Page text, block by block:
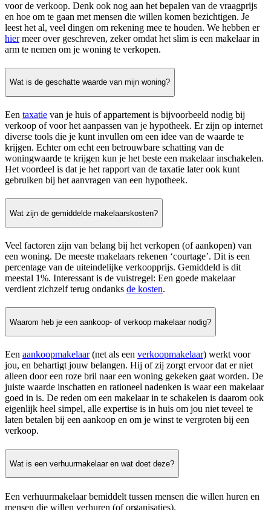
voor de verkoop. Denk ook nog aan het bepalen van de vraagprijs
en hoe om te gaan met mensen die willen komen bezichtigen. Je
leest het al, veel dingen om rekening mee te houden. We hebben er
hiermeer over geschreven, zeker omdat het slim is een makelaar in
arm te nemen om je woning te verkopen.
Wat is de geschatte waarde van mijn woning?
Een taxatie van je huis of appartement is bijvoorbeeld nodig bij
verkoop of voor het aanpassen van je hypotheek. Er zijn op internet
diverse tools die je kunt invullen om een idee van de waarde te
krijgen. Echter om echt een betrouwbare schatting van de
woningwaarde te krijgen kun je het beste een makelaar inschakelen.
Het voordeel is dat je het rapport van de taxatie later ook kunt
gebruiken bij het aanvragen van een hypotheek.
Wat zijn de gemiddelde makelaarskosten?
Veel factoren zijn van belang bij het verkopen (of aankopen) van
een woning. De meeste makelaars rekenen ‘courtage’. Dit is een
percentage van de uiteindelijke verkoopprijs. Gemiddeld is dit
meestal 1%. Interessant is de vuistregel: Een goede makelaar
verdient zichzelf terug ondanks de kosten.
Waarom heb je een aankoop- of verkoop makelaar nodig?
Een aankoopmakelaar(net als een verkoopmakelaar) werkt voor
jou, en behartigt jouw belangen. Hij of zij zorgt ervoor dat er niet
alleen door een roze bril naar een woning gekeken gaat worden. De
juiste waarde inschatten en rationeel nadenken is waar een makelaar
goed in is. De reden om een makelaar in te schakelen is daarom ook
eigenlijk heel simpel, alle expertise is in huis om jou niet teveel te
laten betalen bij een aankoop en om je winst te vergroten bij een
verkoop.
Wat is een verhuurmakelaar en wat doet deze?
Een verhuurmakelaar bemiddelt tussen mensen die willen huren en
mensen die willen verhuren (of organisaties).